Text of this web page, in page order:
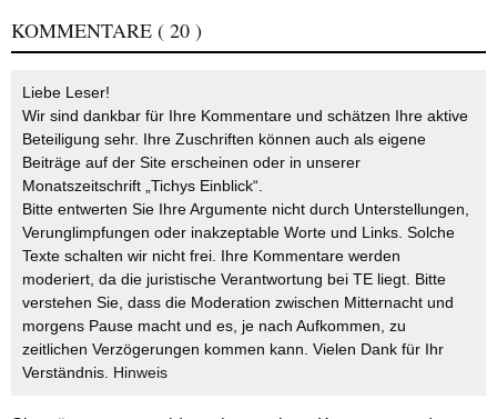
KOMMENTARE ( 20 )
Liebe Leser!
Wir sind dankbar für Ihre Kommentare und schätzen Ihre aktive
Beteiligung sehr. Ihre Zuschriften können auch als eigene
Beiträge auf der Site erscheinen oder in unserer
Monatszeitschrift „Tichys Einblick“.
Bitte entwerten Sie Ihre Argumente nicht durch Unterstellungen,
Verunglimpfungen oder inakzeptable Worte und Links. Solche
Texte schalten wir nicht frei. Ihre Kommentare werden
moderiert, da die juristische Verantwortung bei TE liegt. Bitte
verstehen Sie, dass die Moderation zwischen Mitternacht und
morgens Pause macht und es, je nach Aufkommen, zu
zeitlichen Verzögerungen kommen kann. Vielen Dank für Ihr
Verständnis. Hinweis